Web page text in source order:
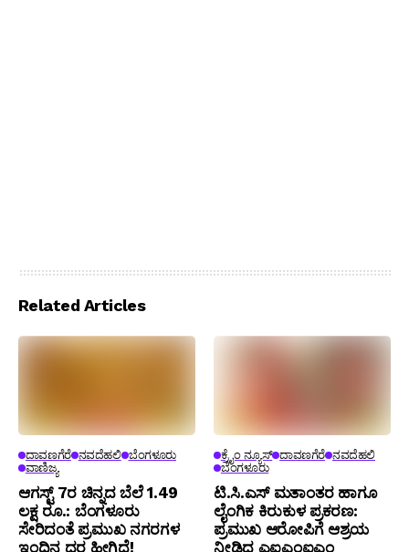
Related Articles
ದಾವಣಗೆರೆ ನವದೆಹಲಿ ಬೆಂಗಳೂರು
ವಾಣಿಜ್ಯ
ಆಗಸ್ಟ್ 7ರ ಚಿನ್ನದ ಬೆಲೆ 1.49
ಲಕ್ಷ ರೂ.: ಬೆಂಗಳೂರು
ಸೇರಿದಂತೆ ಪ್ರಮುಖ ನಗರಗಳ
ಇಂದಿನ ದರ ಹೀಗಿದೆ!
ಕ್ರೈಂ ನ್ಯೂಸ್ ದಾವಣಗೆರೆ ನವದೆಹಲಿ
ಬೆಂಗಳೂರು
ಟಿ.ಸಿ.ಎಸ್ ಮತಾಂತರ ಹಾಗೂ
ಲೈಂಗಿಕ ಕಿರುಕುಳ ಪ್ರಕರಣ:
ಪ್ರಮುಖ ಆರೋಪಿಗೆ ಆಶ್ರಯ
ನೀಡಿದ್ದ ಎಐಎಂಐಎಂ